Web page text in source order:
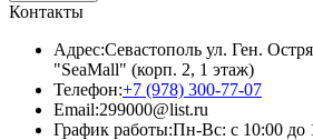
Контакты
Адрес:Севастополь ул. Ген.
"SeaMall" (корп. 2, 1 этаж)
Телефон:+7 (978) 300-77-07
Email:299000@list.ru
График работы:Пн-Вс: с 10:00 до